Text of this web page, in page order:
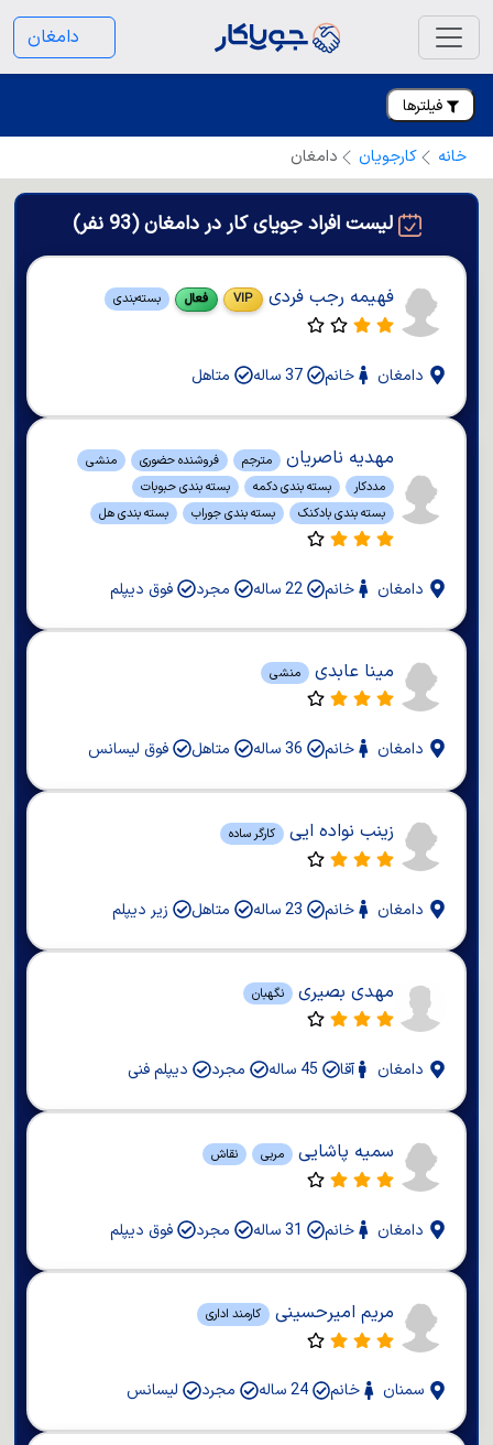
دامغان
فیلترها
خانه کارجویان دامغان
لیست افراد جویای کار در دامغان (93 نفر)
فهیمه رجب فردی VIP فعال بسته‌بندی
دامغان خانم 37 ساله متاهل
مهدیه ناصریان مترجم فروشنده حضوری
منشی
مددکار
بسته بندی دکمه
بسته بندی حبوبات
بسته بندی بادکنک
بسته بندی جوراب بسته بندی هل
دامغان خانم 22 ساله مجرد فوق دیپلم
مینا عابدی منشی
دامغان خانم متاهل فوق لیسانس
زینب نواده ایی کارگر ساده
دامغان خانم متاهل زیر دیپلم
مهدی بصیری نگهبان
دامغان آقا مجرد دیپلم فنی
سمیه پاشایی مربی نقاش
دامغان خانم مجرد فوق دیپلم
مریم امیرحسینی کارمند اداری
سمنان خانم 24 ساله مجرد لیسانس